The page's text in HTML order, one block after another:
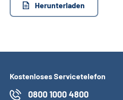
Über uns & Presse
Herunterladen
Kostenloses Servicetelefon
0800 1000 4800